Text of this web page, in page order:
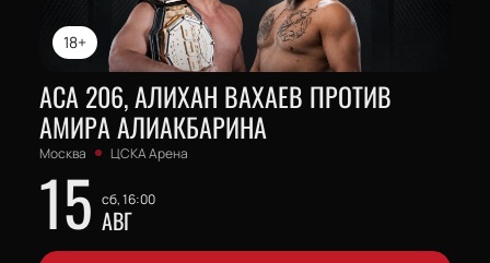
18+
АСА 206, АЛИХАН ВАХАЕВ ПРОТИВ
АМИРА АЛИАКБАРИНА
Москва ЦСКА Арена
15 сб, 16:00
АВГ